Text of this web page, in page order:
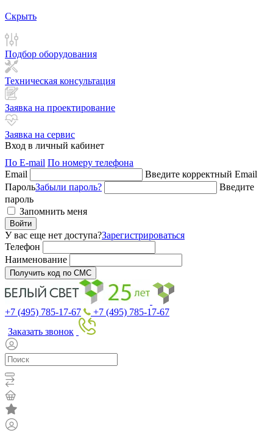
Скрыть
Подбор оборудования
Техническая консультация
Заявка на проектирование
Заявка на сервис
Вход в личный кабинет
По E-mail По номеру телефона
Email
Введите корректный Email
ПарольЗабыли пароль?
Введите
пароль
Запомнить меня
Войти
У вас еще нет доступа?Зарегистрироваться
Телефон
Наименование
Получить код по СМС
+7 (495) 785-17-67
+7 (495) 785-17-67
Заказать звонок